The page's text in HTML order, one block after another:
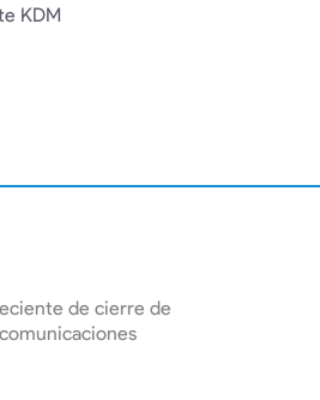
KDM
de cierre de